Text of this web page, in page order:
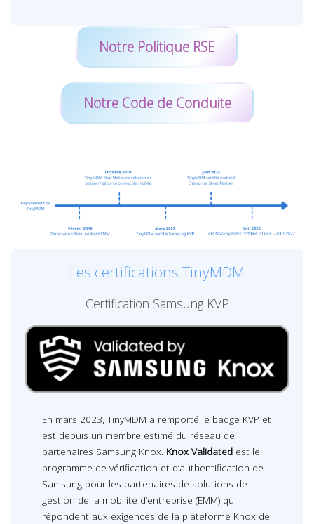
Notre Politique RSE
Notre Code de Conduite
Les certifications TinyMDM
Certification Samsung KVP
En mars 2023, TinyMDM a remporté le badge KVP et
est depuis un membre estimé du réseau de
partenaires Samsung Knox. Knox Validatedest le
programme de vérification et d’authentification de
Samsung pour les partenaires de solutions de
gestion de la mobilité d’entreprise (EMM) qui
répondent aux exigences de la plateforme Knox de